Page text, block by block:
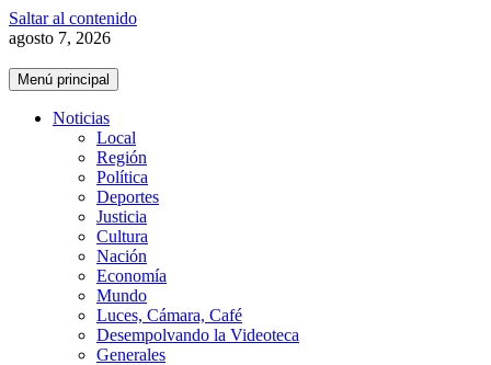
Saltar al contenido
agosto 7, 2026
Menú principal
Noticias
Local
Región
Política
Deportes
Justicia
Cultura
Nación
Economía
Mundo
Luces, Cámara, Café
Desempolvando la Videoteca
Generales